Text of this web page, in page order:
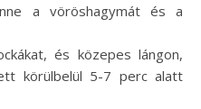
a vöröshagymát és a
és közepes lángon,
körülbelül 5-7 perc alatt